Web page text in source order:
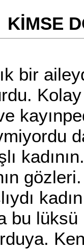
KİMSE
aileydi.
bu